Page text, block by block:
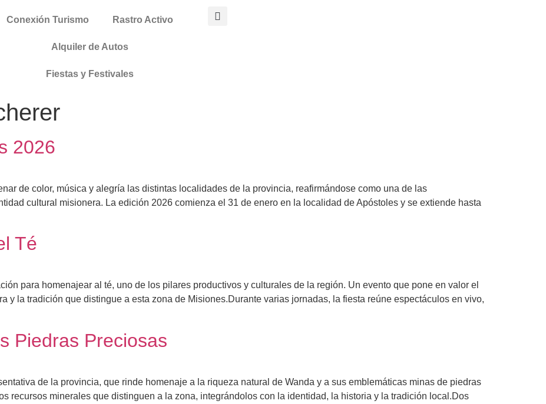
Conexión Turismo Rastro Activo
Alquiler de Autos
Fiestas y Festivales
2026
de color, música y alegría las distintas localidades de la provincia, reafirmándose como una de las
cultural misionera. La edición 2026 comienza el 31 de enero en la localidad de Apóstoles y se extiende hasta
Té
para homenajear al té, uno de los pilares productivos y culturales de la región. Un evento que pone en valor el
y la tradición que distingue a esta zona de Misiones.Durante varias jornadas, la fiesta reúne espectáculos en vivo,
Piedras Preciosas
de la provincia, que rinde homenaje a la riqueza natural de Wanda y a sus emblemáticas minas de piedras
recursos minerales que distinguen a la zona, integrándolos con la identidad, la historia y la tradición local.Dos